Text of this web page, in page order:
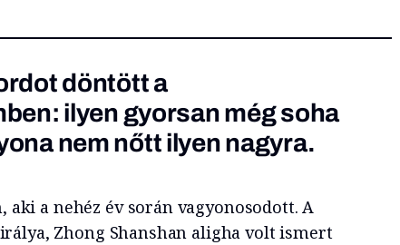
döntött a
ilyen gyorsan még soha
nem nőtt ilyen nagyra.
aki a nehéz év során vagyonosodott. A
Zhong Shanshan aligha volt ismert